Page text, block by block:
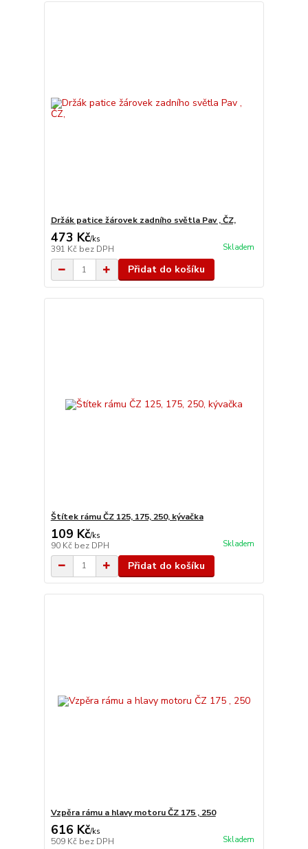
Držák patice žárovek zadního světla Pav , ČZ,
473 Kč/ks
391 Kč bez DPH Skladem
Přidat do košíku
Štítek rámu ČZ 125, 175, 250, kývačka
109 Kč/ks
90 Kč bez DPH Skladem
Přidat do košíku
Vzpěra rámu a hlavy motoru ČZ 175 , 250
616 Kč/ks
509 Kč bez DPH Skladem